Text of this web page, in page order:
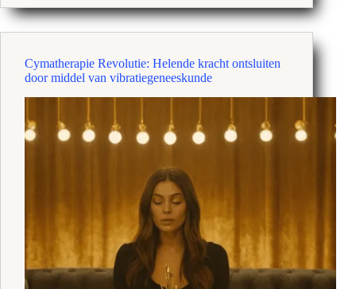
Ontspanning
en
helende
Cymatherapie Revolutie: Helende kracht ontsluiten
door middel van vibratiegeneeskunde